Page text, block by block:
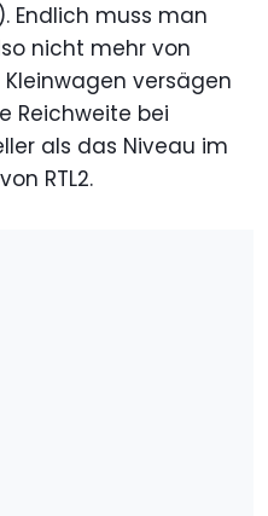
Endlich muss man
nicht mehr von
versägen
Reichweite bei
als das Niveau im
RTL2.